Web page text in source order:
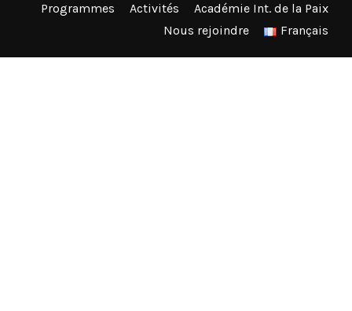
Programmes
Activités
Académie Int. de la Paix
Nous rejoindre
Français